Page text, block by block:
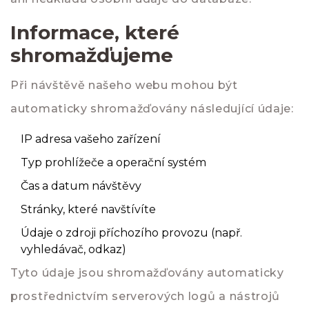
Informace, které
shromažďujeme
Při návštěvě našeho webu mohou být
automaticky shromažďovány následující údaje:
IP adresa vašeho zařízení
Typ prohlížeče a operační systém
Čas a datum návštěvy
Stránky, které navštívíte
Údaje o zdroji příchozího provozu (např.
vyhledávač, odkaz)
Tyto údaje jsou shromažďovány automaticky
prostřednictvím serverových logů a nástrojů